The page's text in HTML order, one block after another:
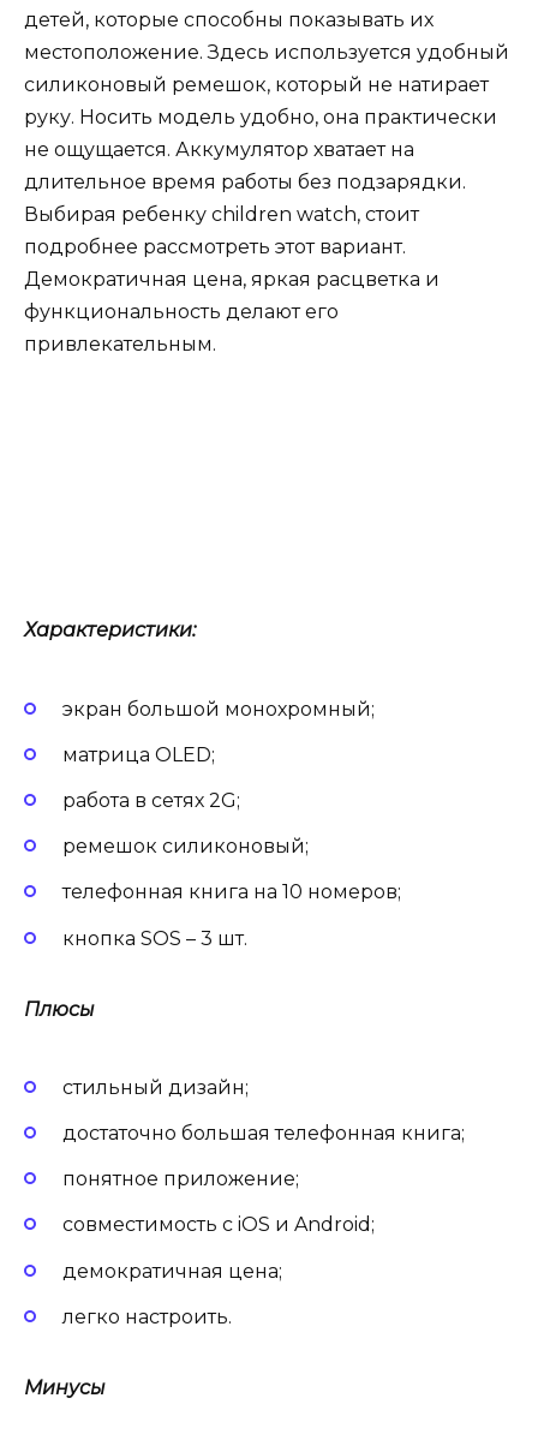
детей, которые способны показывать их
местоположение. Здесь используется удобный
силиконовый ремешок, который не натирает
руку. Носить модель удобно, она практически
не ощущается. Аккумулятор хватает на
длительное время работы без подзарядки.
Выбирая ребенку children watch, стоит
подробнее рассмотреть этот вариант.
Демократичная цена, яркая расцветка и
функциональность делают его
привлекательным.
Характеристики:
экран большой монохромный;
матрица OLED;
работа в сетях 2G;
ремешок силиконовый;
телефонная книга на 10 номеров;
кнопка SOS – 3 шт.
Плюсы
стильный дизайн;
достаточно большая телефонная книга;
понятное приложение;
совместимость с iOS и Android;
демократичная цена;
легко настроить.
Минусы